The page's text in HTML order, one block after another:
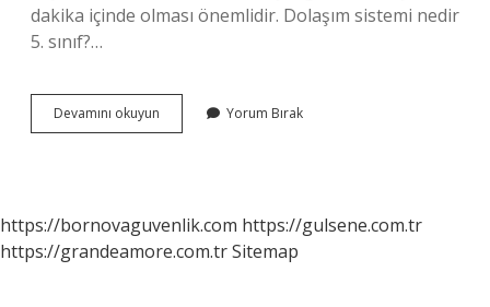
dakika içinde olması önemlidir. Dolaşım sistemi nedir
5. sınıf?…
Devamını okuyun Dolaşım
Sistemini
Görevleri
Nelerdir
Yorum Bırak
https://bornovaguvenlik.com https://gulsene.com.tr
https://grandeamore.com.trSitemap